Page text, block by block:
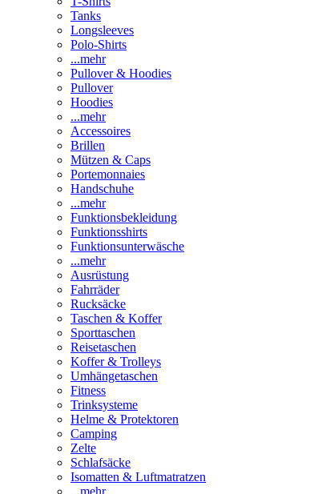
Tanks
Longsleeves
Polo-Shirts
...mehr
Pullover & Hoodies
Pullover
Hoodies
...mehr
Accessoires
Brillen
Mützen & Caps
Portemonnaies
Handschuhe
...mehr
Funktionsbekleidung
Funktionsshirts
Funktionsunterwäsche
...mehr
Ausrüstung
Fahrräder
Rucksäcke
Taschen & Koffer
Sporttaschen
Reisetaschen
Koffer & Trolleys
Umhängetaschen
Fitness
Trinksysteme
Helme & Protektoren
Camping
Zelte
Schlafsäcke
Isomatten & Luftmatratzen
...mehr